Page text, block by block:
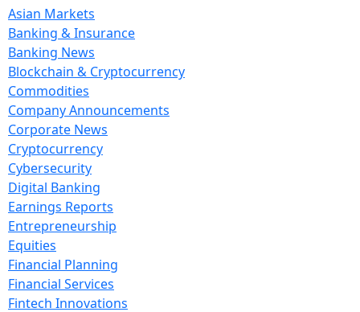
Asian Markets
Banking & Insurance
Banking News
Blockchain & Cryptocurrency
Commodities
Company Announcements
Corporate News
Cryptocurrency
Cybersecurity
Digital Banking
Earnings Reports
Entrepreneurship
Equities
Financial Planning
Financial Services
Fintech Innovations